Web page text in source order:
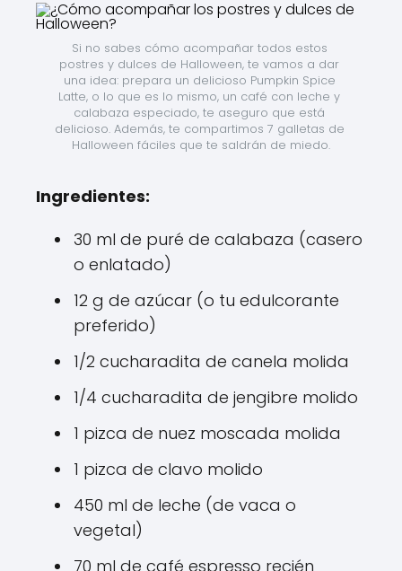
Si no sabes cómo acompañar todos estos
postres y dulces de Halloween, te vamos a dar
una idea: prepara un delicioso Pumpkin Spice
Latte, o lo que es lo mismo, un café con leche y
calabaza especiado, te aseguro que está
delicioso. Además, te compartimos 7 galletas de
Halloween fáciles que te saldrán de miedo.
Ingredientes:
30 ml de puré de calabaza (casero
o enlatado)
12 g de azúcar (o tu edulcorante
preferido)
1/2 cucharadita de canela molida
1/4 cucharadita de jengibre molido
1 pizca de nuez moscada molida
1 pizca de clavo molido
450 ml de leche (de vaca o
vegetal)
70 ml de café espresso recién